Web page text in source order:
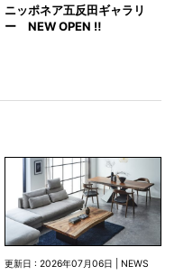
ニッポネア五反田ギャラリ
ー NEW OPEN ‼
更新日 : 2026年07月06日 | NEWS